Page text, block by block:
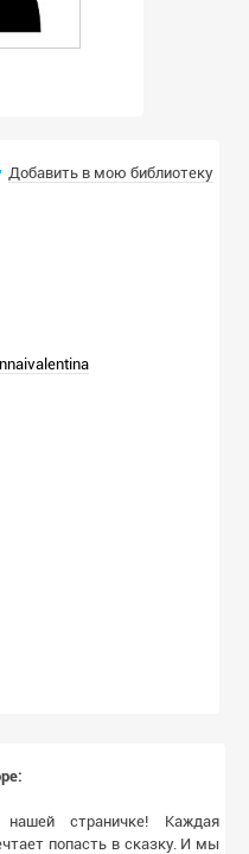
Добавить в мою библиотеку
страничке! Каждая
попасть в сказку. И мы